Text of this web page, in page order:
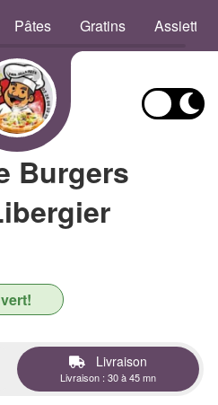
Pâtes Gratins Assiettes
Burgers
Livraison
Livraison : 30 à 45 mn